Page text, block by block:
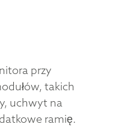
przy
takich
uchwyt na
ramię.